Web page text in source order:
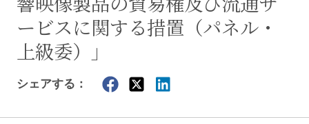
ービスに関する措置（パネル・
上級委）」
シェアする：